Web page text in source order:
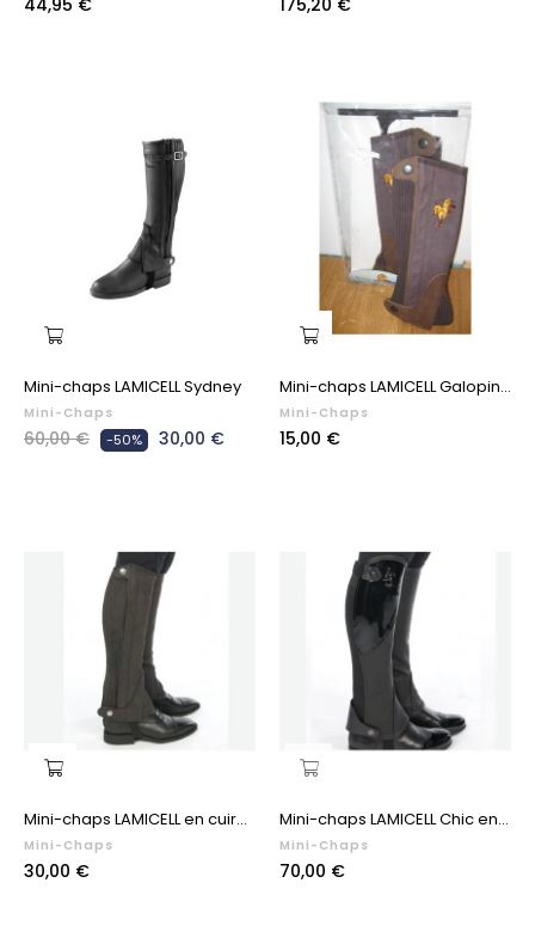
44,95 € 175,20 €
Mini-chaps LAMICELL Sydney
Mini-Chaps
Prix
60,00 € -50% Prix
30,00 €
Mini-chaps LAMICELL Galopin...
Mini-Chaps
Prix
15,00 €
Mini-chaps LAMICELL en cuir...
Mini-Chaps
Prix
30,00 €
Mini-chaps LAMICELL Chic en...
Mini-Chaps
Prix
70,00 €